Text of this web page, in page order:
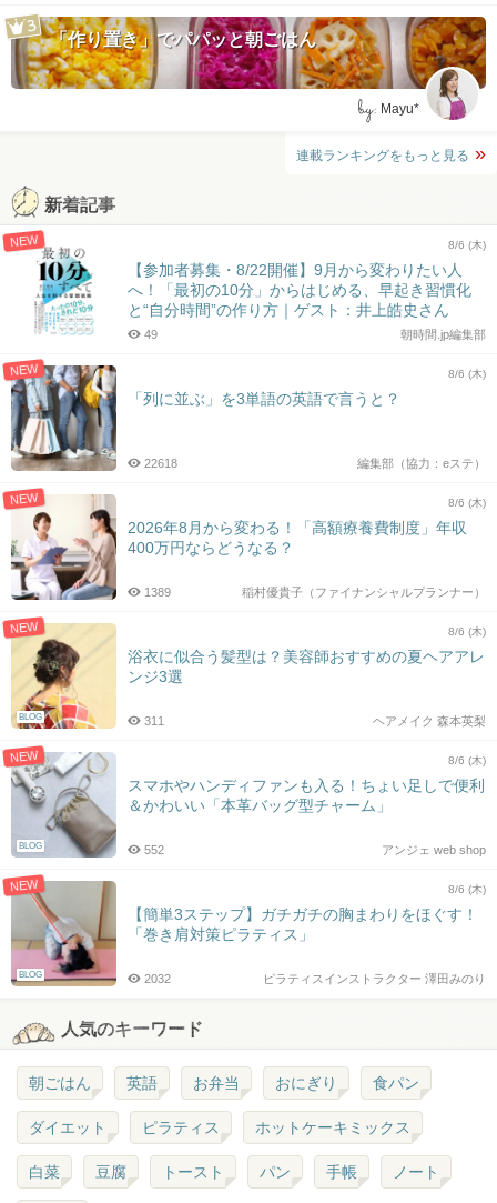
「作り置き」でパパッと朝ごはん
by: Mayu*
連載ランキングをもっと見る
新着記事
NEW 8/6 (木)
【参加者募集・8/22開催】9月から変わりたい人
へ！「最初の10分」からはじめる、早起き習慣化
と“自分時間”の作り方｜ゲスト：井上皓史さん
朝時間.jp編集部
49
NEW 8/6 (木)
「列に並ぶ」を3単語の英語で言うと？
編集部（協力：eステ）
22618
NEW 8/6 (木)
2026年8月から変わる！「高額療養費制度」年収
400万円ならどうなる？
稲村優貴子（ファイナンシャルプランナー）
1389
NEW
BLOG
8/6 (木)
浴衣に似合う髪型は？美容師おすすめの夏ヘアアレ
ンジ3選
ヘアメイク 森本英梨
311
NEW
BLOG
8/6 (木)
スマホやハンディファンも入る！ちょい足しで便利
＆かわいい「本革バッグ型チャーム」
アンジェ web shop
552
NEW
BLOG
8/6 (木)
【簡単3ステップ】ガチガチの胸まわりをほぐす！
「巻き肩対策ピラティス」
ピラティスインストラクター 澤田みのり
2032
人気のキーワード
朝ごはん 英語 お弁当 おにぎり 食パン
ダイエット ピラティス ホットケーキミックス
白菜 豆腐 トースト パン 手帳 ノート